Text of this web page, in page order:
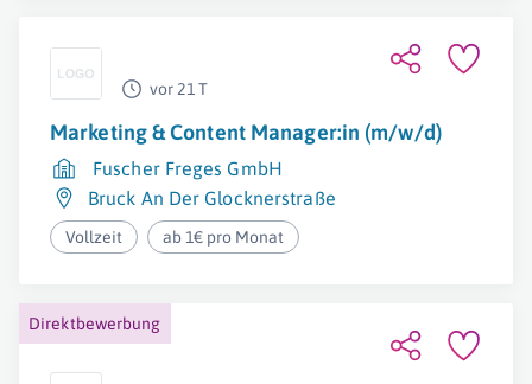
vor 21 T
Marketing & Content Manager:in (m/w/d)
Fuscher Freges GmbH
Bruck An Der Glocknerstraße
Vollzeit ab 1€ pro Monat
Direktbewerbung